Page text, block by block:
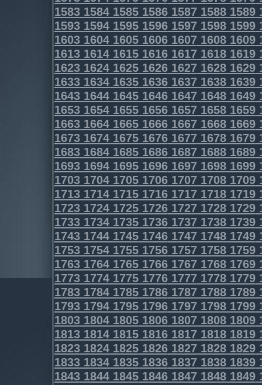
1583158415851586158715881589
1593159415951596159715981599
1603160416051606160716081609
1613161416151616161716181619
1623162416251626162716281629
1633163416351636163716381639
1643164416451646164716481649
1653165416551656165716581659
1663166416651666166716681669
1673167416751676167716781679
1683168416851686168716881689
1693169416951696169716981699
1703170417051706170717081709
1713171417151716171717181719
1723172417251726172717281729
1733173417351736173717381739
1743174417451746174717481749
1753175417551756175717581759
1763176417651766176717681769
1773177417751776177717781779
1783178417851786178717881789
1793179417951796179717981799
1803180418051806180718081809
1813181418151816181718181819
1823182418251826182718281829
1833183418351836183718381839
1843184418451846184718481849